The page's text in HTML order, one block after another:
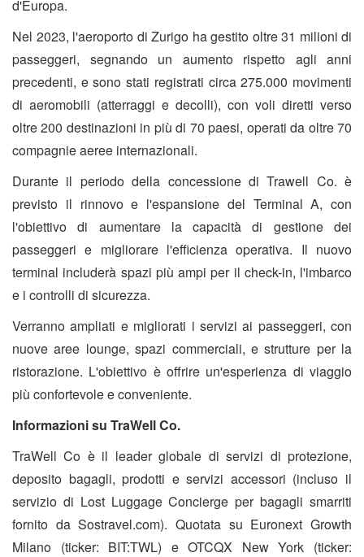
d'Europa.
Nel 2023, l'aeroporto di Zurigo ha gestito oltre 31 milioni di
passeggeri, segnando un aumento rispetto agli anni
precedenti, e sono stati registrati circa 275.000 movimenti
di aeromobili (atterraggi e decolli), con voli diretti verso
oltre 200 destinazioni in più di 70 paesi, operati da oltre 70
compagnie aeree internazionali.
Durante il periodo della concessione di Trawell Co. è
previsto il rinnovo e l'espansione del Terminal A, con
l'obiettivo di aumentare la capacità di gestione dei
passeggeri e migliorare l'efficienza operativa. Il nuovo
terminal includerà spazi più ampi per il check-in, l'imbarco
e i controlli di sicurezza.
Verranno ampliati e migliorati i servizi ai passeggeri, con
nuove aree lounge, spazi commerciali, e strutture per la
ristorazione. L'obiettivo è offrire un'esperienza di viaggio
più confortevole e conveniente.
Informazioni su TraWell Co.
TraWell Co è il leader globale di servizi di protezione,
deposito bagagli, prodotti e servizi accessori (incluso il
servizio di Lost Luggage Concierge per bagagli smarriti
fornito da Sostravel.com). Quotata su Euronext Growth
Milano (ticker: BIT:TWL) e OTCQX New York (ticker: